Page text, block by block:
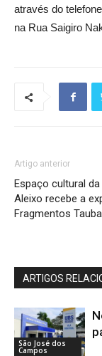
através do
na Rua Saigiro
Artigo anterior
Espaço cultural
Aleixo recebe a
Fragmentos
ARTIGOS
São José dos
Campos